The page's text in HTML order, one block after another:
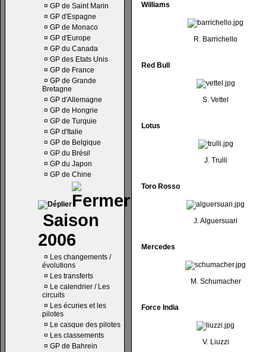
¤ GP de Saint Marin
¤ GP d'Espagne
¤ GP de Monaco
¤ GP d'Europe
¤ GP du Canada
¤ GP des Etats Unis
¤ GP de France
¤ GP de Grande
Bretagne
¤ GP d'Allemagne
¤ GP de Hongrie
¤ GP de Turquie
¤ GP d'Italie
¤ GP de Belgique
¤ GP du Brésil
¤ GP du Japon
¤ GP de Chine
Saison
2006
¤ Les changements /
évolutions
¤ Les transferts
¤ Le calendrier / Les
circuits
¤ Les écuries et les
pilotes
¤ Le casque des pilotes
¤ Les classements
¤ GP de Bahrein
Williams
R. Barrichello
Red Bull
S. Vettel
Lotus
J. Trulli
Toro Rosso
J. Alguersuari
Mercedes
M. Schumacher
Force India
V. Liuzzi